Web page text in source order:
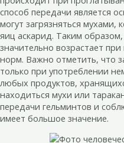
способ передачи является
могут загрязняться мухами,
яиц аскарид. Таким
значительно возрастает
норм. Важно отметить, что
только при употреблении
любых продуктов,
находиться мухи или
передачи гельминтов и
имеет большое значение.